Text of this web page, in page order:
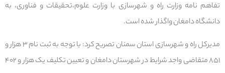
تفاهم نامه وزارت راه و شهرسازی با وزارت علوم،تحقیقات و فناوری، به
دانشگاه دامغان واگذار شده است.
مدیرکل راه و شهرسازی استان سمنان تصریح کرد: با توجه به ثبت نام ۳ هزار و
۸۵۱ متقاضی واجد شرایط در شهرستان دامغان و تعیین تکلیف یک هزار و ۴۰۲